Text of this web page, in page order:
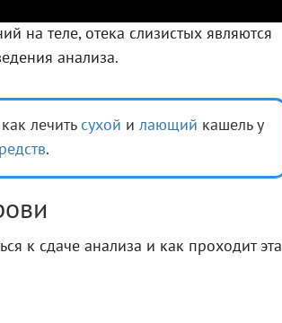
на теле, отека слизистых являются
анализа.
лечить сухой и лающий кашель у
.
к сдаче анализа и как проходит эта